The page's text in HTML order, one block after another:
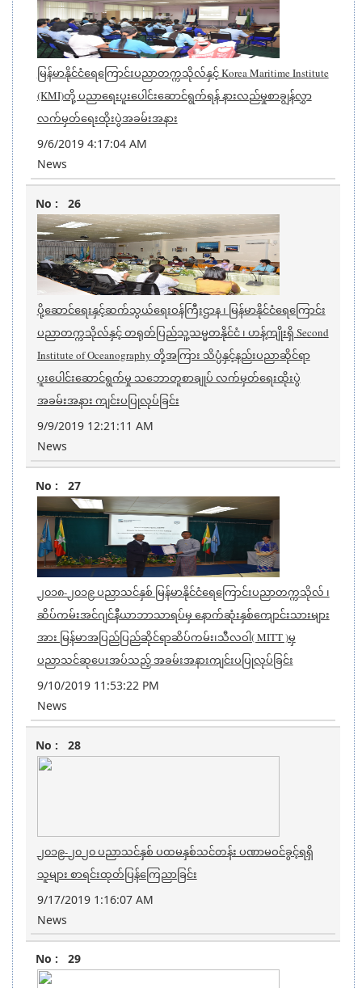
မြန်မာနိုင်ငံရေကြောင်းပညာတက္ကသိုလ်နှင့် Korea Maritime Institute
(KMI)တို့ ပညာရေးပူးပေါင်းဆောင်ရွက်ရန် နားလည်မှုစာချွန်လွှာ
လက်မှတ်ရေးထိုးပွဲအခမ်းအနား
9/6/2019 4:17:04 AM
News
26
ပို့ဆောင်ရေးနှင့်ဆက်သွယ်ရေးဝန်ကြီးဌာန ၊ မြန်မာနိုင်ငံရေကြောင်း
ပညာတက္ကသိုလ်နှင့် တရုတ်ပြည်သူ့သမ္မတနိုင်ငံ ၊ ဟန့်ကျိုးရှိ Second
Institute of Oceanography တို့အကြား သိပ္ပံနှင့်နည်းပညာဆိုင်ရာ
ပူးပေါင်းဆောင်ရွက်မှု သဘောတူစာချုပ် လက်မှတ်ရေးထိုးပွဲ
အခမ်းအနား ကျင်းပပြုလုပ်ခြင်း
9/9/2019 12:21:11 AM
News
27
၂၀၁၈-၂၀၁၉ ပညာသင်နှစ် မြန်မာနိုင်ငံရေကြောင်းပညာတက္ကသိုလ် ၊
ဆိပ်ကမ်းအင်ဂျင်နီယာဘာသာရပ်မှ နောက်ဆုံးနှစ်ကျောင်းသားများ
အား မြန်မာအပြည်ပြည်ဆိုင်ရာဆိပ်ကမ်း၊သီလဝါ( MITT )မှ
ပညာသင်ဆုပေးအပ်သည့် အခမ်းအနားကျင်းပပြုလုပ်ခြင်း
9/10/2019 11:53:22 PM
News
28
၂၀၁၉-၂၀၂၀ ပညာသင်နှစ် ပထမနှစ်သင်တန်း ပဏာမဝင်ခွင့်ရရှိ
သူများ စာရင်းထုတ်ပြန်ကြေညာခြင်း
9/17/2019 1:16:07 AM
News
29